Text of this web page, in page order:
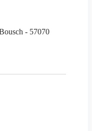
- 57070